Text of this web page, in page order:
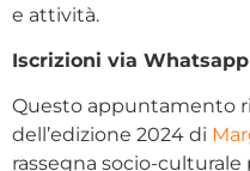
e attività.
Iscrizioni via Whatsapp
Questo appuntamento
dell’edizione 2024 di
rassegna socio-culturale